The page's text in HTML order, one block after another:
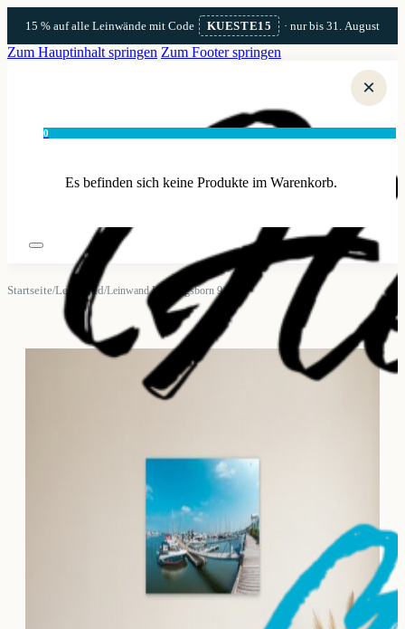
15 % auf alle Leinwände mit Code KUESTE15 · nur bis 31. August
Zum Hauptinhalt springen Zum Footer springen
0
Es befinden sich keine Produkte im Warenkorb.
×
Startseite/Leinwand/Leinwand Kühlungsborn 9